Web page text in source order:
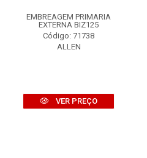
EMBREAGEM PRIMARIA
EXTERNA BIZ125
Código: 71738
ALLEN
VER PREÇO